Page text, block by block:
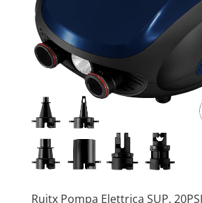
Ruitx Pompa Elettrica SUP,